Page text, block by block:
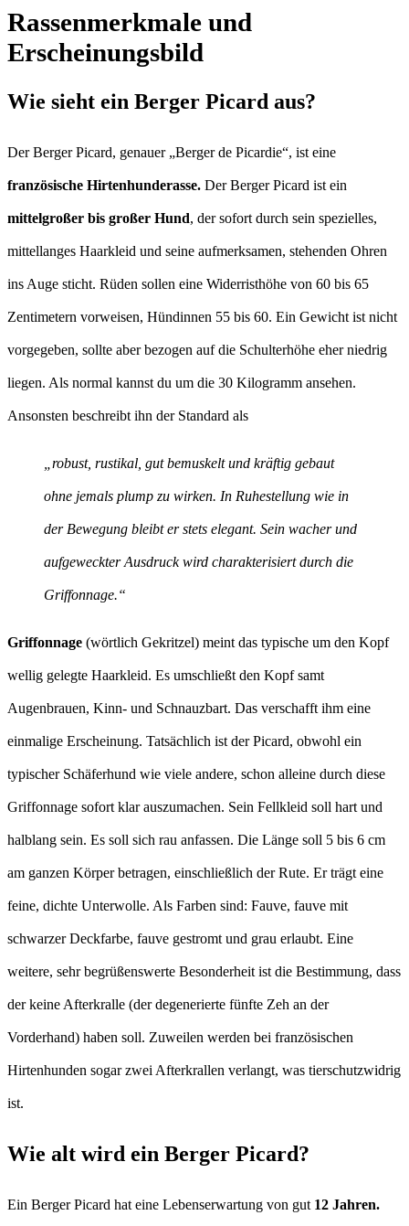
Rassenmerkmale und
Erscheinungsbild
Wie sieht ein Berger Picard aus?
Der Berger Picard, genauer „Berger de Picardie“, ist eine
französische Hirtenhunderasse. Der Berger Picard ist ein
mittelgroßer bis großer Hund, der sofort durch sein spezielles,
mittellanges Haarkleid und seine aufmerksamen, stehenden Ohren
ins Auge sticht. Rüden sollen eine Widerristhöhe von 60 bis 65
Zentimetern vorweisen, Hündinnen 55 bis 60. Ein Gewicht ist nicht
vorgegeben, sollte aber bezogen auf die Schulterhöhe eher niedrig
liegen. Als normal kannst du um die 30 Kilogramm ansehen.
Ansonsten beschreibt ihn der Standard als
„robust, rustikal, gut bemuskelt und kräftig gebaut
ohne jemals plump zu wirken. In Ruhestellung wie in
der Bewegung bleibt er stets elegant. Sein wacher und
aufgeweckter Ausdruck wird charakterisiert durch die
Griffonnage.“
Griffonnage (wörtlich Gekritzel) meint das typische um den Kopf
wellig gelegte Haarkleid. Es umschließt den Kopf samt
Augenbrauen, Kinn- und Schnauzbart. Das verschafft ihm eine
einmalige Erscheinung. Tatsächlich ist der Picard, obwohl ein
typischer Schäferhund wie viele andere, schon alleine durch diese
Griffonnage sofort klar auszumachen. Sein Fellkleid soll hart und
halblang sein. Es soll sich rau anfassen. Die Länge soll 5 bis 6 cm
am ganzen Körper betragen, einschließlich der Rute. Er trägt eine
feine, dichte Unterwolle. Als Farben sind: Fauve, fauve mit
schwarzer Deckfarbe, fauve gestromt und grau erlaubt. Eine
weitere, sehr begrüßenswerte Besonderheit ist die Bestimmung, dass
der keine Afterkralle (der degenerierte fünfte Zeh an der
Vorderhand) haben soll. Zuweilen werden bei französischen
Hirtenhunden sogar zwei Afterkrallen verlangt, was tierschutzwidrig
ist.
Wie alt wird ein Berger Picard?
Ein Berger Picard hat eine Lebenserwartung von gut 12 Jahren.